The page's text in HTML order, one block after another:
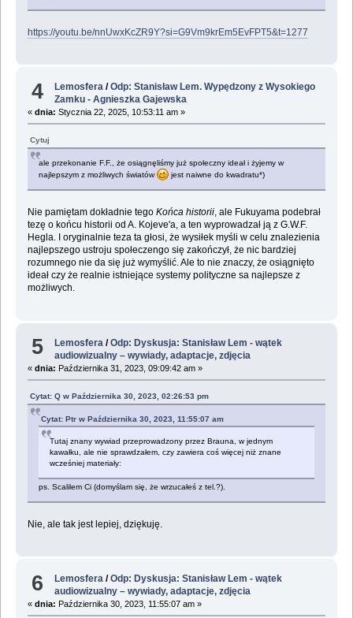
https://youtu.be/nnUwxKcZR9Y?si=G9Vm9krEm5EvFPT5&t=1277
4 Lemosfera /Odp: Stanisław Lem. Wypędzony z Wysokiego
Zamku - Agnieszka Gajewska
« dnia: Stycznia 22, 2025, 10:53:11 am »
Cytuj
ale przekonanie F.F., że osiągnęliśmy już społeczny ideał i żyjemy w
najlepszym z możliwych światów
jest naiwne do kwadratu*)
Nie pamiętam dokładnie tego Końca historii, ale Fukuyama podebrał
tezę o końcu historii od A. Kojeve'a, a ten wyprowadzał ją z G.W.F.
Hegla. I oryginalnie teza ta głosi, że wysiłek myśli w celu znalezienia
najlepszego ustroju społeczengo się zakończył, że nic bardziej
rozumnego nie da się już wymyślić. Ale to nie znaczy, że osiągnięto
ideał czy że realnie istniejące systemy polityczne sa najlepsze z
możliwych.
5 Lemosfera /Odp: Dyskusja: Stanisław Lem - wątek
audiowizualny – wywiady, adaptacje, zdjęcia
« dnia: Października 31, 2023, 09:09:42 am »
Cytat: Q w Października 30, 2023, 02:26:53 pm
Cytat: Ptr w Października 30, 2023, 11:55:07 am
Tutaj znany wywiad przeprowadzony przez Brauna, w jednym
kawałku, ale nie sprawdzałem, czy zawiera coś więcej niż znane
wcześniej materiały:
ps. Scalilem Ci (domyślam się, że wrzucałeś z tel.?).
Nie, ale tak jest lepiej, dziękuję.
6 Lemosfera /Odp: Dyskusja: Stanisław Lem - wątek
audiowizualny – wywiady, adaptacje, zdjęcia
« dnia: Października 30, 2023, 11:55:07 am »